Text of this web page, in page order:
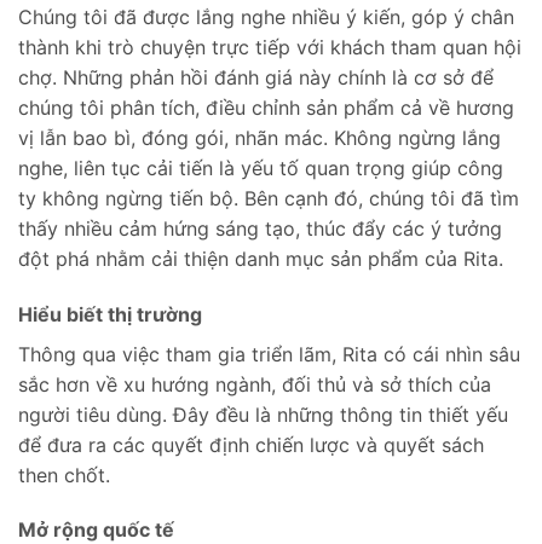
Chúng tôi đã được lắng nghe nhiều ý kiến, góp ý chân
thành khi trò chuyện trực tiếp với khách tham quan hội
chợ. Những phản hồi đánh giá này chính là cơ sở để
chúng tôi phân tích, điều chỉnh sản phẩm cả về hương
vị lẫn bao bì, đóng gói, nhãn mác. Không ngừng lắng
nghe, liên tục cải tiến là yếu tố quan trọng giúp công
ty không ngừng tiến bộ. Bên cạnh đó, chúng tôi đã tìm
thấy nhiều cảm hứng sáng tạo, thúc đẩy các ý tưởng
đột phá nhằm cải thiện danh mục sản phẩm của Rita.
Hiểu biết thị trường
Thông qua việc tham gia triển lãm, Rita có cái nhìn sâu
sắc hơn về xu hướng ngành, đối thủ và sở thích của
người tiêu dùng. Đây đều là những thông tin thiết yếu
để đưa ra các quyết định chiến lược và quyết sách
then chốt.
Mở rộng quốc tế